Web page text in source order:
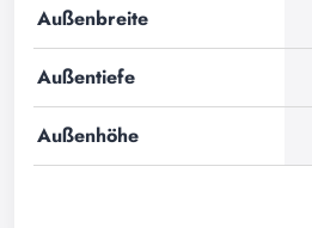
Außenbreite
Außentiefe
Außenhöhe